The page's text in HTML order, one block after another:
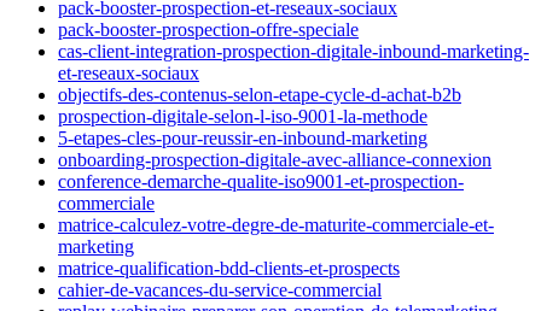
pack-booster-prospection-et-reseaux-sociaux
pack-booster-prospection-offre-speciale
cas-client-integration-prospection-digitale-inbound-marketing-
et-reseaux-sociaux
objectifs-des-contenus-selon-etape-cycle-d-achat-b2b
prospection-digitale-selon-l-iso-9001-la-methode
5-etapes-cles-pour-reussir-en-inbound-marketing
onboarding-prospection-digitale-avec-alliance-connexion
conference-demarche-qualite-iso9001-et-prospection-
commerciale
matrice-calculez-votre-degre-de-maturite-commerciale-et-
marketing
matrice-qualification-bdd-clients-et-prospects
cahier-de-vacances-du-service-commercial